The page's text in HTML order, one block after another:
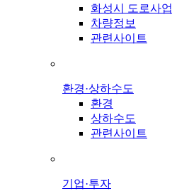
화성시 도로사업
차량정보
관련사이트
환경·상하수도
환경
상하수도
관련사이트
기업·투자